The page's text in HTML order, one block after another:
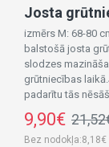
izmērs M: 68-80
balstošā josta
slodzes
grūtniecības
padarītu tās
9,90€
Bez nodokļa:8,18€